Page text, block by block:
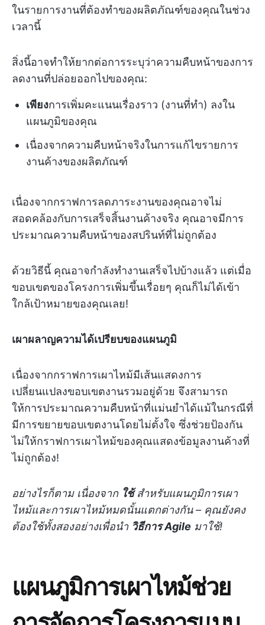
ในรายการงานที่ต้องทำของผลิตภัณฑ์ของคุณในช่วง
เวลานี้
สิ่งนี้อาจทำให้ยากต่อการระบุว่าความคืบหน้าของการ
ลดงานที่ปล่อยออกไปของคุณ:
เพียงการเพิ่มคะแนนเรื่องราว (งานที่ทำ) ลงใน
แผนภูมิของคุณ
เนื่องจากความคืบหน้าจริงในการแก้ไขรายการ
งานค้างของผลิตภัณฑ์
เนื่องจากกราฟการลดภาระงานของคุณอาจไม่
สอดคล้องกับการเสร็จสิ้นงานค้างจริง คุณอาจมีการ
ประมาณความคืบหน้าของสปรินท์ที่ไม่ถูกต้อง
ด้วยวิธีนี้ คุณอาจกำลังทำงานเสร็จไปบ้างแล้ว แต่เมื่อ
ขอบเขตของโครงการเพิ่มขึ้นเรื่อยๆ คุณก็ไม่ได้เข้า
ใกล้เป้าหมายของคุณเลย!
เผาผลาญความได้เปรียบของแผนภูมิ
เนื่องจากกราฟการเผาไหม้มีเส้นแสดงการ
เปลี่ยนแปลงขอบเขตงานรวมอยู่ด้วย จึงสามารถ
ให้การประมาณความคืบหน้าที่แม่นยำได้แม้ในกรณีที่
มีการขยายขอบเขตงานโดยไม่ตั้งใจ ซึ่งช่วยป้องกัน
ไม่ให้กราฟการเผาไหม้ของคุณแสดงข้อมูลงานค้างที่
ไม่ถูกต้อง!
อย่างไรก็ตาม เนื่องจาก ใช้สำหรับแผนภูมิการเผา
ไหม้และการเผาไหม้หมดนั้นแตกต่างกัน – คุณยังคง
ต้องใช้ทั้งสองอย่างเพื่อนำ วิธีการ Agile มาใช้!
แผนภูมิการเผาไหม้ช่วย